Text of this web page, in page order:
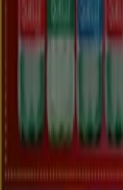
Tiendeo
Australia
Türkiye Polska
Sverige
Ecuador
Danmark
Suomi 日本
Schweiz
United Arab
Ceská republika
България